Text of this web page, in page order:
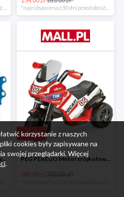
PalPlay Domek ogrodowy Fairy House -28%
-16%
PEG PEREGO Motor trójkołowy Ducati Desmosedici -16%
589.00 zł703.00 zł*
korzystanie z naszych
cookies były zapisywane na
swojej przeglądarki. Więcej
.